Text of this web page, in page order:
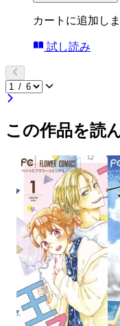
カートに追加し
試し読み
この作品を読